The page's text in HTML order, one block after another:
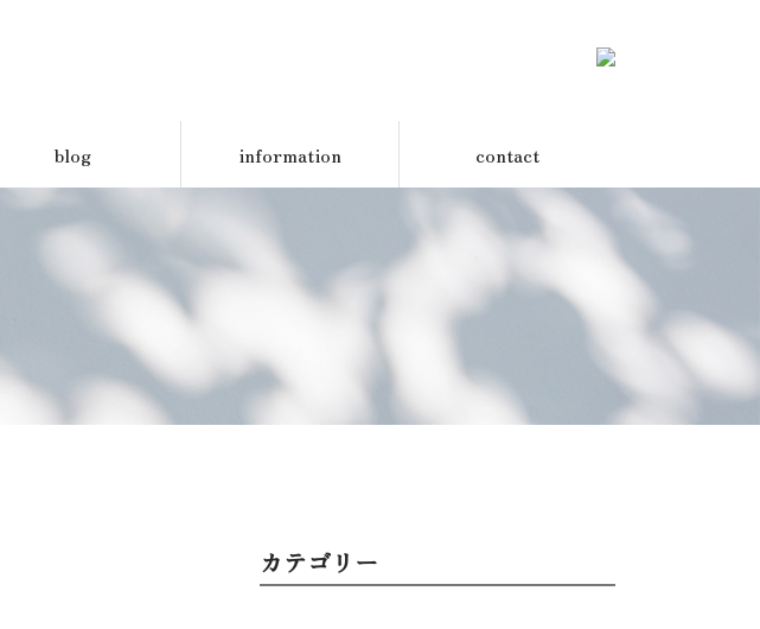
blog information contact
カテゴリー